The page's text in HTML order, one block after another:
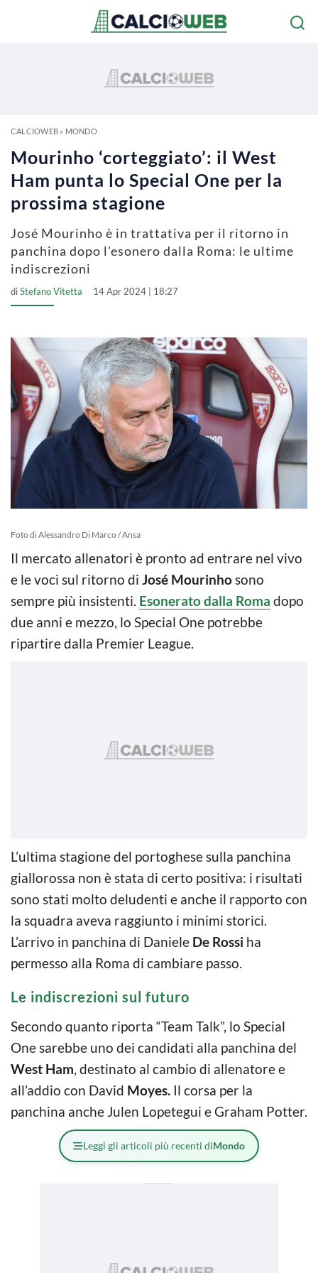
CALCIOWEB» MONDO
Mourinho ‘corteggiato’: il West
Ham punta lo Special One per la
prossima stagione
José Mourinho è in trattativa per il ritorno in
panchina dopo l'esonero dalla Roma: le ultime
indiscrezioni
diStefano Vitetta 14 Apr 2024 | 18:27
Foto di Alessandro Di Marco / Ansa
Il mercato allenatori è pronto ad entrare nel vivo
e le voci sul ritorno di José Mourinhosono
sempre più insistenti. Esonerato dalla Roma dopo
due anni e mezzo, lo Special One potrebbe
ripartire dalla Premier League.
L’ultima stagione del portoghese sulla panchina
giallorossa non è stata di certo positiva: i risultati
sono stati molto deludenti e anche il rapporto con
la squadra aveva raggiunto i minimi storici.
L’arrivo in panchina di Daniele De Rossi ha
permesso alla Roma di cambiare passo.
Le indiscrezioni sul futuro
Secondo quanto riporta “Team Talk”, lo Special
One sarebbe uno dei candidati alla panchina del
West Ham, destinato al cambio di allenatore e
all’addio con David Moyes. Il corsa per la
panchina anche Julen Lopetegui e Graham Potter.
Leggi gli articoli più recenti diMondo